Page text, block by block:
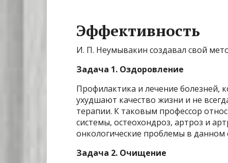
Эффективность
И. П. Неумывакин создавал свой
Задача 1. Оздоровление
Профилактика и лечение болезней,
ухудшают качество жизни и не
терапии. К таковым профессор
системы, остеохондроз, артроз и
онкологические проблемы в данном
Задача 2. Очищение